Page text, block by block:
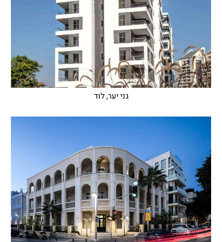
גני יער, לוד